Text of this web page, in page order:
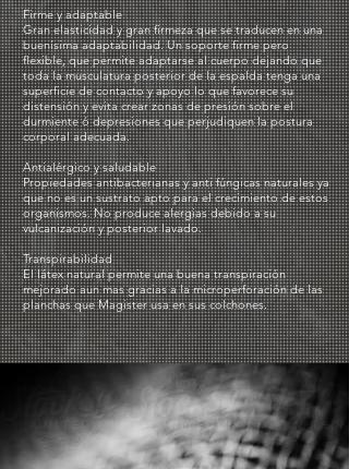
Firme y adaptable
Gran elasticidad y gran firmeza que se traducen en una
buenísima adaptabilidad. Un soporte firme pero
flexible, que permite adaptarse al cuerpo dejando que
toda la musculatura posterior de la espalda tenga una
superficie de contacto y apoyo lo que favorece su
distensión y evita crear zonas de presión sobre el
durmiente ó depresiones que perjudiquen la postura
corporal adecuada.
Antialérgico y saludable
Propiedades antibacterianas y anti fúngicas naturales ya
que no es un sustrato apto para el crecimiento de estos
organismos. No produce alergias debido a su
vulcanización y posterior lavado.
Transpirabilidad
El látex natural permite una buena transpiración
mejorado aun mas gracias a la microperforación de las
planchas que Magister usa en sus colchones.